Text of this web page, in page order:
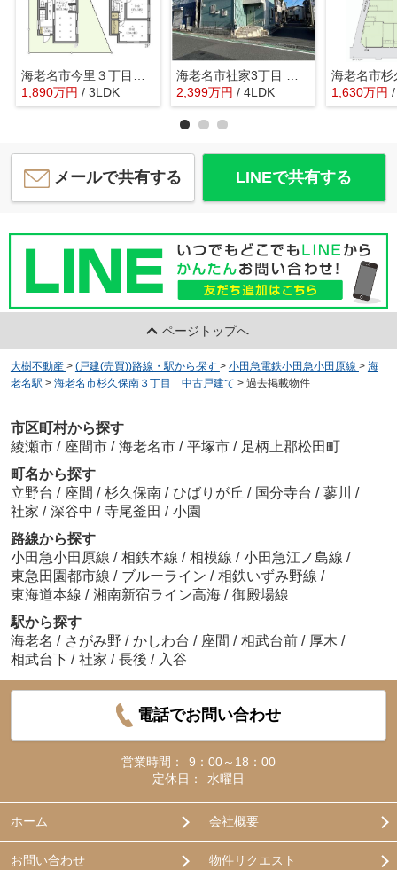
1,890万円 / 3LDK
2,399万円 / 4LDK 1,630万円
メールで共有する LINEで共有する
ページトップへ
大樹不動産 > (戸建(売買))路線・駅から探す > 小田急電鉄小田急小田原線 > 海
老名駅 > 海老名市杉久保南３丁目 中古戸建て > 過去掲載物件
市区町村から探す
綾瀬市 / 座間市 / 海老名市 / 平塚市 / 足柄上郡松田町
町名から探す
立野台 / 座間 / 杉久保南 / ひばりが丘 / 国分寺台 / 蓼川 /
社家 / 深谷中 / 寺尾釜田 / 小園
路線から探す
小田急小田原線 / 相鉄本線 / 相模線 / 小田急江ノ島線 /
東急田園都市線 / ブルーライン / 相鉄いずみ野線 /
東海道本線 / 湘南新宿ライン高海 / 御殿場線
駅から探す
海老名 / さがみ野 / かしわ台 / 座間 / 相武台前 / 厚木 /
相武台下 / 社家 / 長後 / 入谷
電話でお問い合わせ
営業時間：
9：00～18：00
定休日：
水曜日
ホーム 会社概要
お問い合わせ 物件リクエスト